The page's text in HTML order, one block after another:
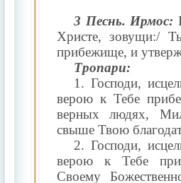
3 Песнь. Ирмос:
Христе, зовущи:/
прибежище, и
Тропари:
1. Господи,
верою к Тебе
верных людях,
свыше Твою
2. Господи,
верою к Тебе
Своему